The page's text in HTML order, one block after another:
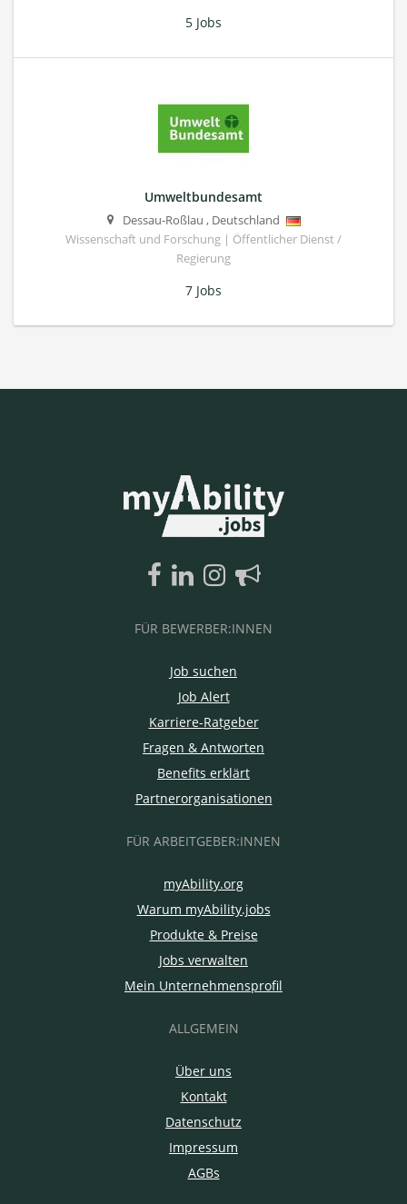
5 Jobs
Umweltbundesamt
Dessau-Roßlau , Deutschland
Wissenschaft und Forschung | Öffentlicher Dienst /
Regierung
7 Jobs
FÜR BEWERBER:INNEN
Job suchen
Job Alert
Karriere-Ratgeber
Fragen & Antworten
Benefits erklärt
Partnerorganisationen
FÜR ARBEITGEBER:INNEN
myAbility.org
Warum myAbility.jobs
Produkte & Preise
Jobs verwalten
Mein Unternehmensprofil
ALLGEMEIN
Über uns
Kontakt
Datenschutz
Impressum
AGBs